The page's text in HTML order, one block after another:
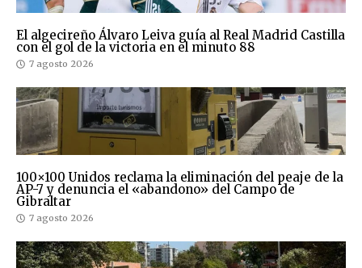
El algecireño Álvaro Leiva guía al Real Madrid Castilla
con el gol de la victoria en el minuto 88
7 agosto 2026
100×100 Unidos reclama la eliminación del peaje de la
AP-7 y denuncia el «abandono» del Campo de
Gibraltar
7 agosto 2026